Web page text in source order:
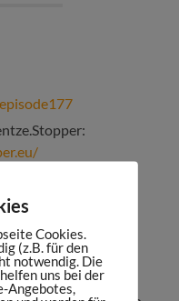
Cookies.
(z.B. für den
notwendig. Die
uns bei der
Angebotes,